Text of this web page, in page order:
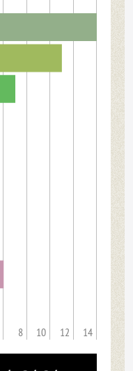
8 10 12 14